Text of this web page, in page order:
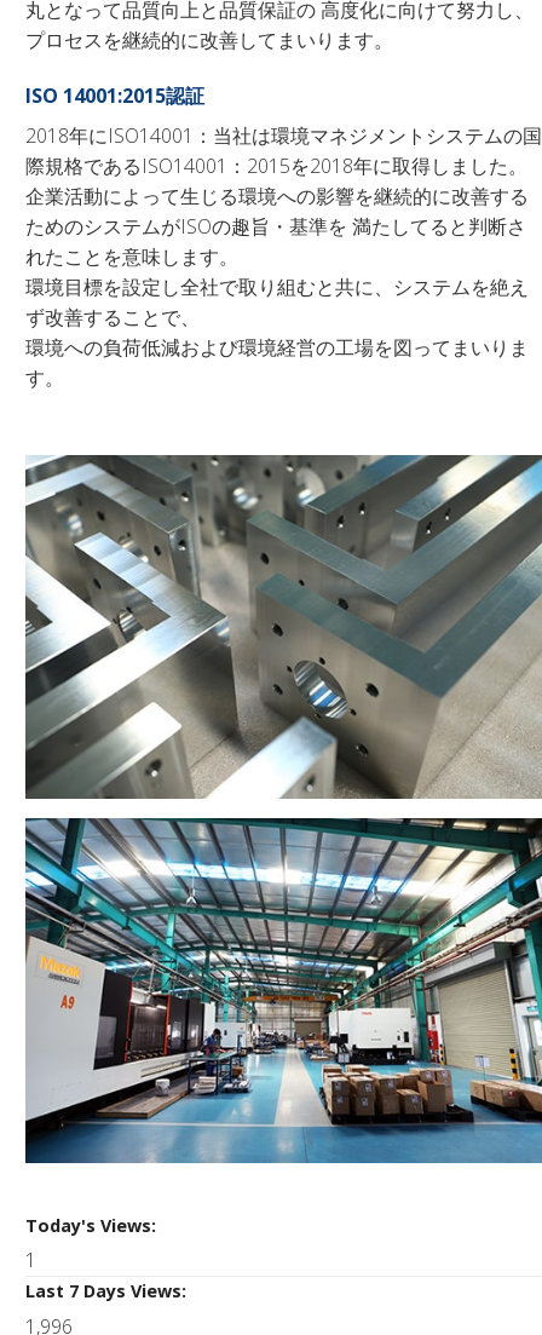
丸となって品質向上と品質保証の 高度化に向けて努力し、
プロセスを継続的に改善してまいります。
ISO 14001:2015認証
2018年にISO14001：当社は環境マネジメントシステムの国
際規格であるISO14001：2015を2018年に取得しました。
企業活動によって生じる環境への影響を継続的に改善する
ためのシステムがISOの趣旨・基準を 満たしてると判断さ
れたことを意味します。
環境目標を設定し全社で取り組むと共に、システムを絶え
ず改善することで、
環境への負荷低減および環境経営の工場を図ってまいりま
す。
Today's Views:
1
Last 7 Days Views:
1,996